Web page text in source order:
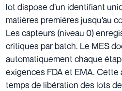
lot dispose d’un identifiant
matières premières jusqu’au
Les capteurs (niveau 0)
critiques par batch. Le MES
automatiquement chaque
exigences FDA et EMA.
temps de libération des lots